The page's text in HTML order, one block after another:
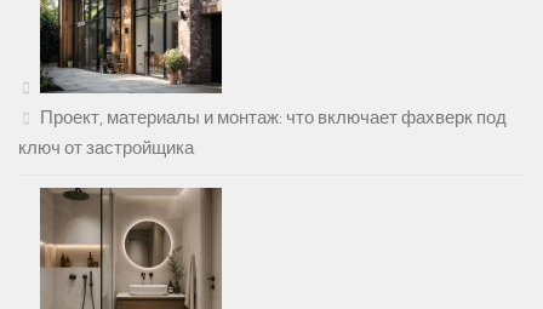
Проект, материалы и монтаж: что включает фахверк под
ключ от застройщика